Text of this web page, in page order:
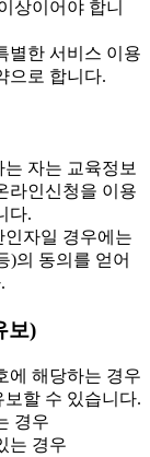
상이어야 합니
별한 서비스 이용
으로 합니다.
자는 교육정보
라인신청을 이용
다.
자일 경우에는
)의 동의를 얻어
보)
에 해당하는 경우
할 수 있습니다.
경우
는 경우